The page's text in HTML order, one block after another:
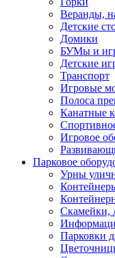
Веранды,
Детские
Домики
БУМы и
Детские
Транспорт
Игровые
Полоса
Канатные
Игровое
Парковое
Урны
Скамейки,
Парковки